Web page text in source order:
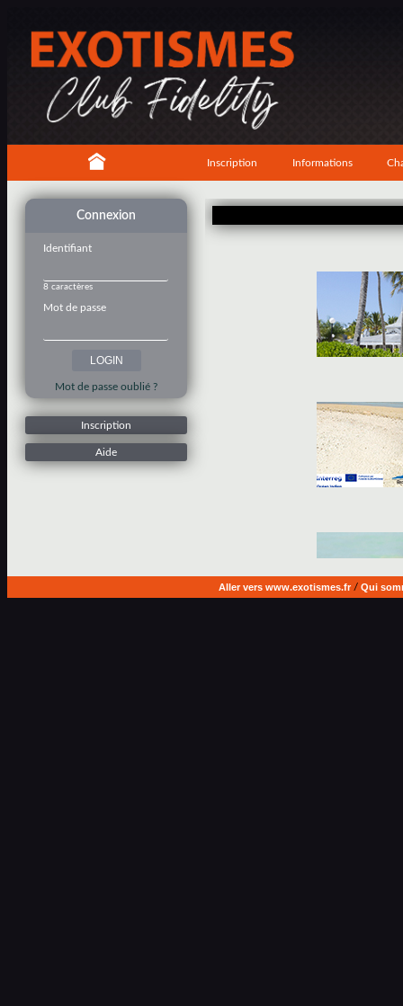
Inscription Informations
Connexion
Identifiant
8 caractères
Mot de passe
Mot de passe oublié ?
Inscription
Aide
Aller vers www.exotismes.fr/ Qui